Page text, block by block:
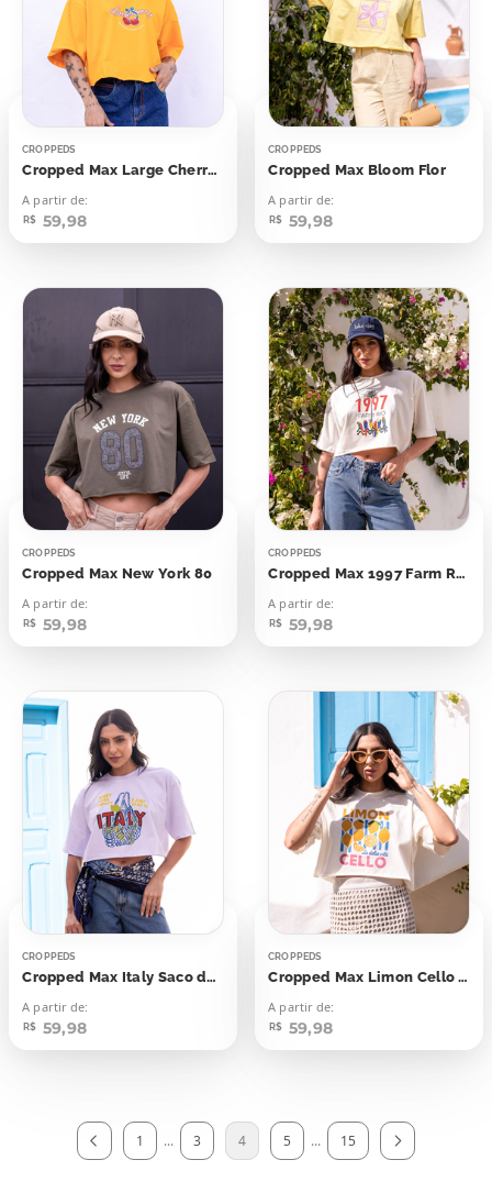
CROPPEDS
Cropped Max Large Cherry Cereja
A partir de:
R$ 59,98
CROPPEDS
Cropped Max Bloom Flor
A partir de:
R$ 59,98
CROPPEDS
Cropped Max New York 80
A partir de:
R$ 59,98
CROPPEDS
Cropped Max 1997 Farm Rio
A partir de:
R$ 59,98
CROPPEDS
Cropped Max Italy Saco de Limões
A partir de:
R$ 59,98
CROPPEDS
Cropped Max Limon Cello La Dolce Vita
A partir de:
R$ 59,98
1 ... 3 4 5 ... 15